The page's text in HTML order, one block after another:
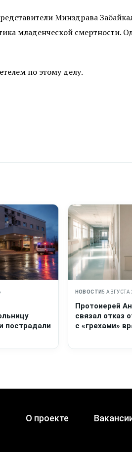
Минздрава
младенческой смертности.
по этому делу.
пострадали
НОВОСТИ5 АВГУСТА
Протоиерей
связал отказ
с «грехами»
О проекте